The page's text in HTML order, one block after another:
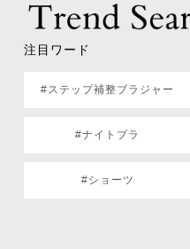
注目ワード
#ステップ補整ブラジャー
#ナイトブラ
#ショーツ